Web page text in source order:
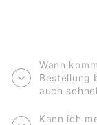
Wann
Bestellung
auch
Kann ich